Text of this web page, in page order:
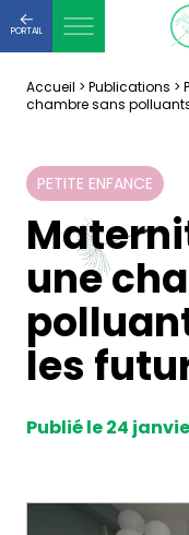
PORTAIL
Accueil > Publications >
chambre sans
PETITE ENFANCE
une
les
Publié le 24